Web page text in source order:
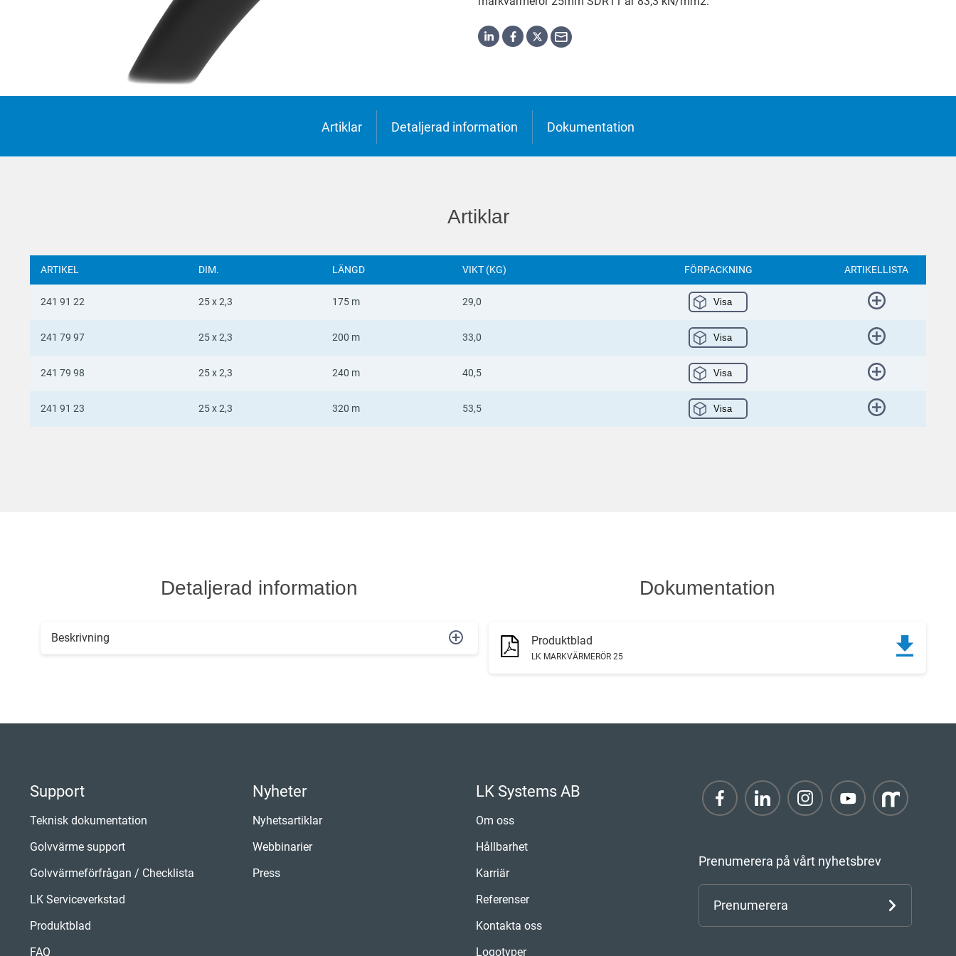
Artiklar Detaljerad information Dokumentation
Artiklar
ARTIKEL DIM. LÄNGD VIKT (KG) FÖRPACKNING ARTIKELLISTA
241 91 22 25 x 2,3 175 m 29,0 Visa
241 79 97 25 x 2,3 200 m 33,0 Visa
241 79 98 25 x 2,3 240 m 40,5 Visa
241 91 23 25 x 2,3 320 m 53,5 Visa
Detaljerad information
Beskrivning
Dokumentation
Produktblad
LK MARKVÄRMERÖR 25
Support
Teknisk dokumentation
Golvvärme support
Golvvärmeförfrågan / Checklista
LK Serviceverkstad
Produktblad
FAQ
Nyheter
Nyhetsartiklar
Webbinarier
Press
LK Systems AB
Om oss
Hållbarhet
Karriär
Referenser
Kontakta oss
Logotyper
Prenumerera på vårt nyhetsbrev
Prenumerera